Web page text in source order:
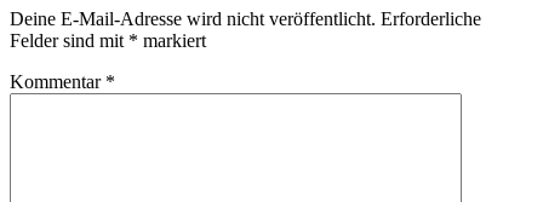
Deine E-Mail-Adresse wird nicht veröffentlicht. Erforderliche
Felder sind mit * markiert
Kommentar *